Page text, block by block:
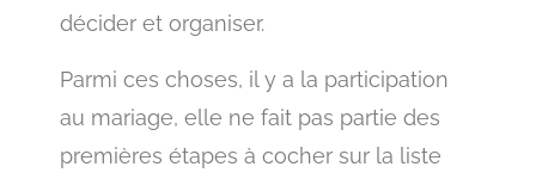
décider et organiser.
Parmi ces choses, il y a la participation
au mariage, elle ne fait pas partie des
premières étapes à cocher sur la liste